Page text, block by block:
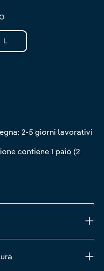
L
2-5 giorni lavorativi
contiene 1 paio (2